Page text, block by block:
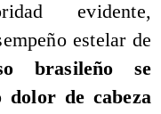
evidente,
estelar de
brasileño se
de cabeza